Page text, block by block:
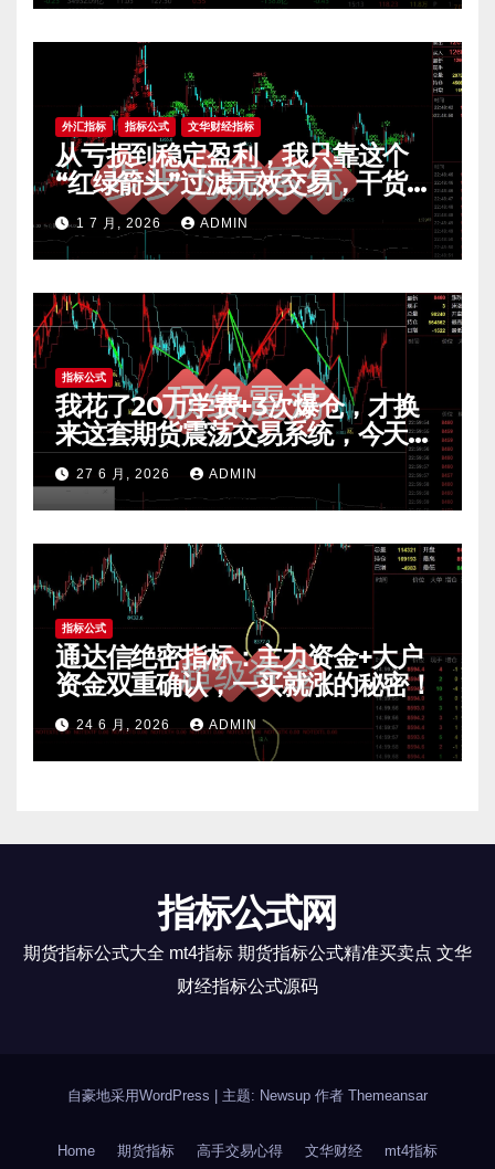
外汇指标 指标公式 文华财经指标
从亏损到稳定盈利，我只靠这个
“红绿箭头”过滤无效交易，干货全
公开 mt4指标
1 7 月, 2026 ADMIN
指标公式
我花了20万学费+3次爆仓，才换
来这套期货震荡交易系统，今天免
费公开核心逻辑
27 6 月, 2026 ADMIN
指标公式
通达信绝密指标：主力资金+大户
资金双重确认，一买就涨的秘密！
24 6 月, 2026 ADMIN
指标公式网
期货指标公式大全 mt4指标 期货指标公式精准买卖点 文华
财经指标公式源码
自豪地采用WordPress 主题: Newsup 作者 Themeansar
Home 期货指标 高手交易心得 文华财经 mt4指标